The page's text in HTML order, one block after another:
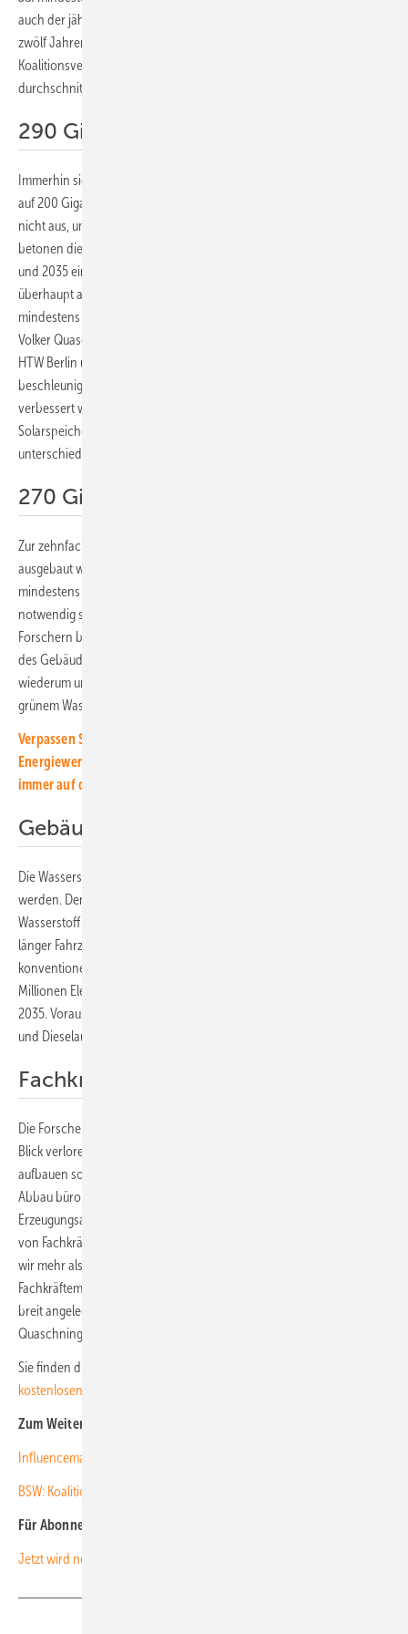
auch der jährliche Zubau der Photovoltaik muss sich in den nächsten
zwölf Jahren verzehnfachen: auf 45 Gigawatt pro Jahr. Die Pläne im
Koalitionsvertrag sehen aber nur einen jährlichen Zubau von
durchschnittlich 16 Gigawatt vor.
290 Gigawatt in nur fünf Jahren
Immerhin sieht der Plan der neuen Regierungskoalition einen Ausbau
auf 200 Gigawatt bis 2030 vor. Die sei ein guter Anfang, reiche aber
nicht aus, um die 590 Gigawatt nur fünf Jahre später zu erreichen,
betonen die Forscher. Denn dann wäre in den Jahren zwischen 2030
und 2035 ein Zubau von weiteren 290 Gigawatt notwendig. „Um
überhaupt auf den Pfad des Pariser Klimaschutzziels zu kommen, ist
mindestens die doppelte Photovoltaikleistung erforderlich“, erklärt
Volker Quaschning, Professor für Regenerative Energiesysteme an der
HTW Berlin und Mitautor der Studie. Um den Ausbau zu
beschleunigen, müssen vor allem die Rahmenbedingungen
verbessert werden. Dies zeigt die Forschungsgruppe
Solarspeichersysteme der HTW Berlin in der Studie anhand von
unterschiedlichen Szenarien auf.
270 Gigawatt Windkraft notwendig
Zur zehnfachen Solarleistung muss auch die Windkraft an Land stärker
ausgebaut werden. Die Forscher haben ausgerechnet, dass
mindestens 200 Gigawatt an Land und 70 Gigawatt auf See
notwendig sind. Daran führe kein Weg vorbei. Denn mit der von den
Forschern berechneten Anlagenleistung könnte die Elektrifizierung
des Gebäude- und Verkehrssektors gestemmt werden. Diese ist
wiederum unumgänglich, um vor allem im Verkehr den Bedarf an
grünem Wasserstoff nicht zu stark ansteigen zu lassen.
Verpassen Sie keine Information rund um die solare
Energiewende! Mit unserem kostenlosen Newsletter sind Sie
immer auf dem Laufenden.
Gebäude und Verkehr elektrifizieren
Die Wasserstoffproduktion mit Ökostrom muss ohnehin ausgebaut
werden. Denn die Energiewende sei in der Kürze der Zeit ohne grünen
Wasserstoff nicht mehr realisierbar. Dessen Bedarf sei umso höher, je
länger Fahrzeuge mit Verbrennungsmotor fahren und Gebäude
konventionell beheizt würden. Die Autoren der Studie rechnen mit 31
Millionen Elektroautos und zwölf Millionen Wärmepumpen im Jahr
2035. Voraussetzung hierfür: Ab 2025 dürften keine neuen Benzin-
und Dieselautos sowie Öl- und Gasheizungen mehr verkauft werden.
Fachkräfte ausbilden
Die Forscher haben aber auch ein weiteres Nadelöhr nicht aus dem
Blick verloren: Die Antwort auf die Frage, wer die ganzen Anlagen
aufbauen soll? Deshalb müsse die Bundesregierung neben dem
Abbau bürokratischer Hürden zur Beschleunigung des Zubaus von
Erzeugungsanlagen auch einen Schwerpunkt auf die Qualifizierung
von Fachkräften legen. „Allein in der Photovoltaikbranche erwarten
wir mehr als 250.000 Arbeitsplätze. Um einem massiven
Fachkräftemangel vorzubeugen, muss die Regierung umgehend eine
breit angelegte Ausbildungsoffensive starten“, weiß Volker
Quaschning.
Sie finden die Studie auf der
kostenlosen Download
Zum Weiterlesen:
Influencemap beleuchtet Lobby deutscher Autobauer bei Klimapolitik
BSW: Koalitionsvertrag als grünes Signal für den Solarturbo
Für Abonnenten:
Jetzt wird neu gewürfelt